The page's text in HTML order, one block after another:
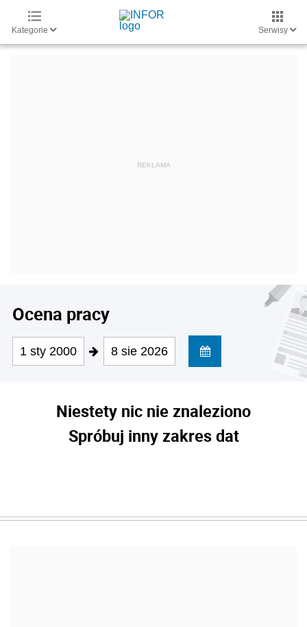
Kategorie Serwisy
Ocena pracy
1 sty 2000 8 sie 2026
Niestety nic nie znaleziono
Spróbuj inny zakres dat